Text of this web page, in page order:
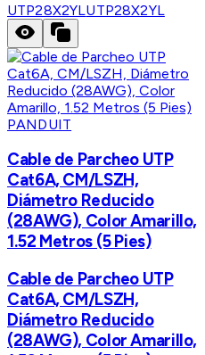
UTP28X2YLUTP28X2YL
PANDUIT
Cable de Parcheo UTP
Cat6A, CM/LSZH,
Diámetro Reducido
(28AWG), Color Amarillo,
1.52 Metros (5 Pies)
Cable de Parcheo UTP
Cat6A, CM/LSZH,
Diámetro Reducido
(28AWG), Color Amarillo,